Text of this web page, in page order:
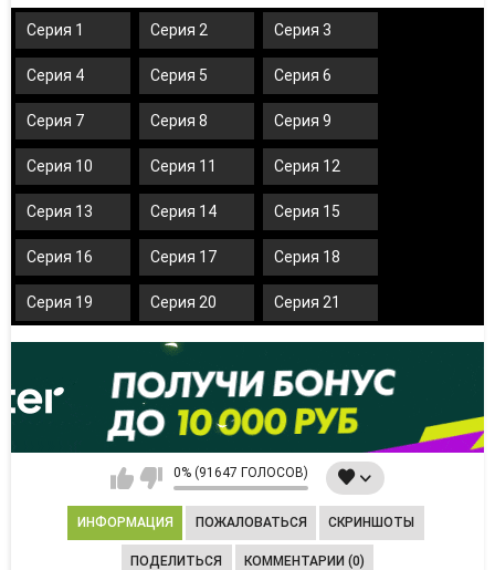
Серия 1 Серия 2 Серия 3
Серия 4 Серия 5 Серия 6
Серия 7 Серия 8 Серия 9
Серия 10 Серия 11 Серия 12
Серия 13 Серия 14 Серия 15
Серия 16 Серия 17 Серия 18
Серия 19 Серия 20 Серия 21
0% (91647 ГОЛОСОВ)
ИНФОРМАЦИЯ ПОЖАЛОВАТЬСЯ СКРИНШОТЫ
ПОДЕЛИТЬСЯ КОММЕНТАРИИ (0)